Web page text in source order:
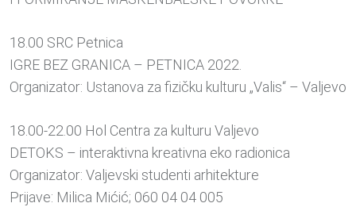
18.00 SRC Petnica
IGRE BEZ GRANICA – PETNICA 2022.
Organizator: Ustanova za fizičku kulturu „Valis“ – Valjevo
18.00-22.00 Hol Centra za kulturu Valjevo
DETOKS – interaktivna kreativna eko radionica
Organizator: Valjevski studenti arhitekture
Prijave: Milica Mićić; 060 04 04 005